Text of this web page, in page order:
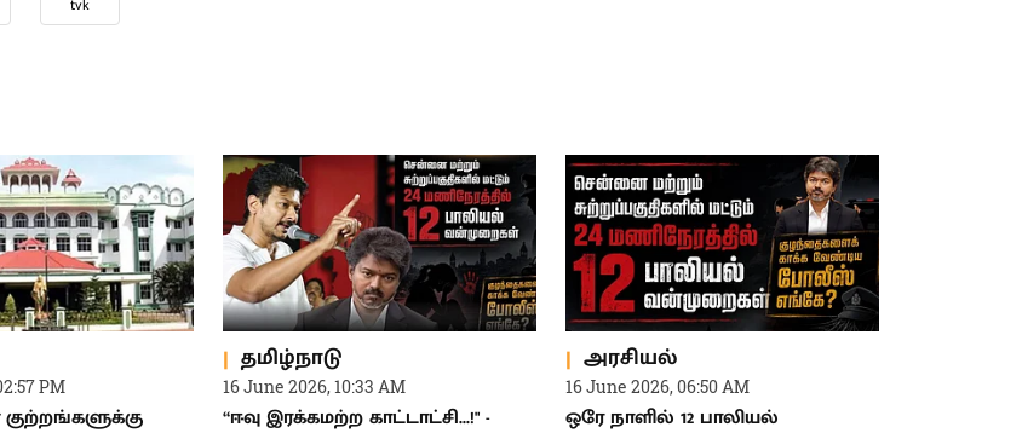
PM
தமிழ்நாடு
16 June 2026, 10:33 AM
“ஈவு இரக்கமற்ற காட்டாட்சி...!" -
அரசியல்
16 June 2026, 06:50 AM
ஒரே நாளில் 12 பாலியல்